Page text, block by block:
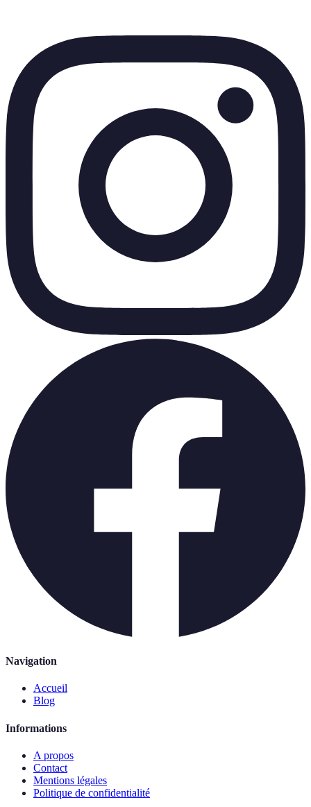
Navigation
Accueil
Blog
Informations
A propos
Contact
Mentions légales
Politique de confidentialité